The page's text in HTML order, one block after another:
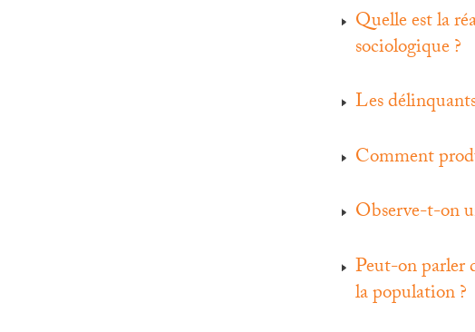
Quelle est la
sociologique?
Les
Comment
Observe-t-on
Peut-on parler
la population?